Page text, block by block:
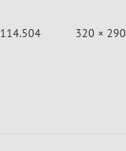
114.504 320 × 290